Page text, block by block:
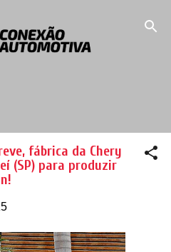
principal
fábrica da Chery
(SP) para produzir